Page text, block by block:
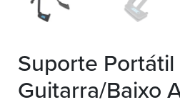
Suporte Portátil
Guitarra/Baixo